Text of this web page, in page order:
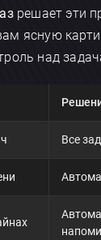
решает эти
ясную
над
Все